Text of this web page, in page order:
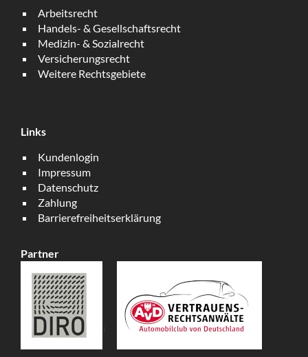
Arbeitsrecht
Handels- & Gesellschaftsrecht
Medizin- & Sozialrecht
Versicherungsrecht
Weitere Rechtsgebiete
Links
Kundenlogin
Impressum
Datenschutz
Zahlung
Barrierefreiheitserklärung
Partner